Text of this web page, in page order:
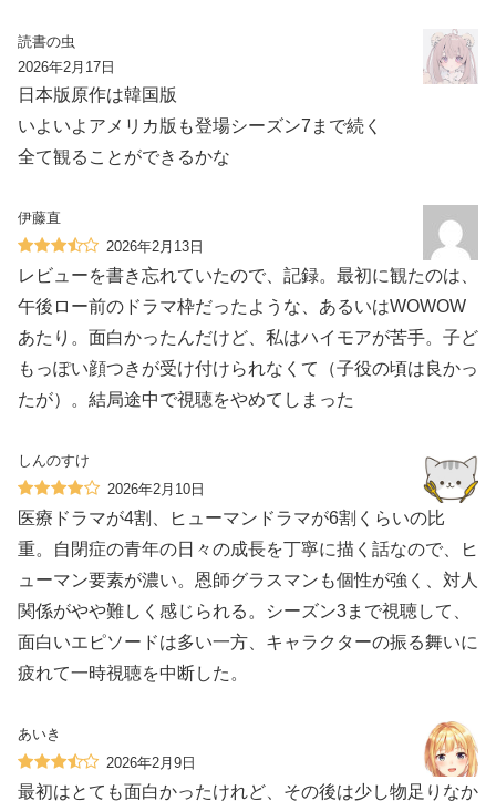
読書の虫
2026年2月17日
日本版原作は韓国版
いよいよアメリカ版も登場シーズン7まで続く
全て観ることができるかな
伊藤直
2026年2月13日
レビューを書き忘れていたので、記録。最初に観たのは、
午後ロー前のドラマ枠だったような、あるいはWOWOW
あたり。面白かったんだけど、私はハイモアが苦手。子ど
もっぽい顔つきが受け付けられなくて（子役の頃は良かっ
たが）。結局途中で視聴をやめてしまった
しんのすけ
2026年2月10日
医療ドラマが4割、ヒューマンドラマが6割くらいの比
重。自閉症の青年の日々の成長を丁寧に描く話なので、ヒ
ューマン要素が濃い。恩師グラスマンも個性が強く、対人
関係がやや難しく感じられる。シーズン3まで視聴して、
面白いエピソードは多い一方、キャラクターの振る舞いに
疲れて一時視聴を中断した。
あいき
2026年2月9日
最初はとても面白かったけれど、その後は少し物足りなか